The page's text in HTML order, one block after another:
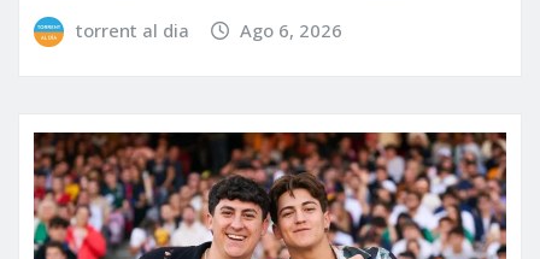
torrent al dia Ago 6, 2026